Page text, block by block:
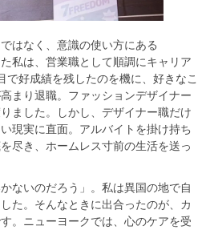
はなく、意識の使い方にある​
私は、営業職として順調にキャリア
で好成績を残したのを機に、好きなこ
まり退職。ファッションデザイナー
ました。しかし、デザイナー職だけ
現実に直面。アルバイトを掛け持ち
尽き、ホームレス寸前の生活を送っ
ないのだろう」。私は異国の地で自
た。そんなときに出合ったのが、カ
。ニューヨークでは、心のケアを受